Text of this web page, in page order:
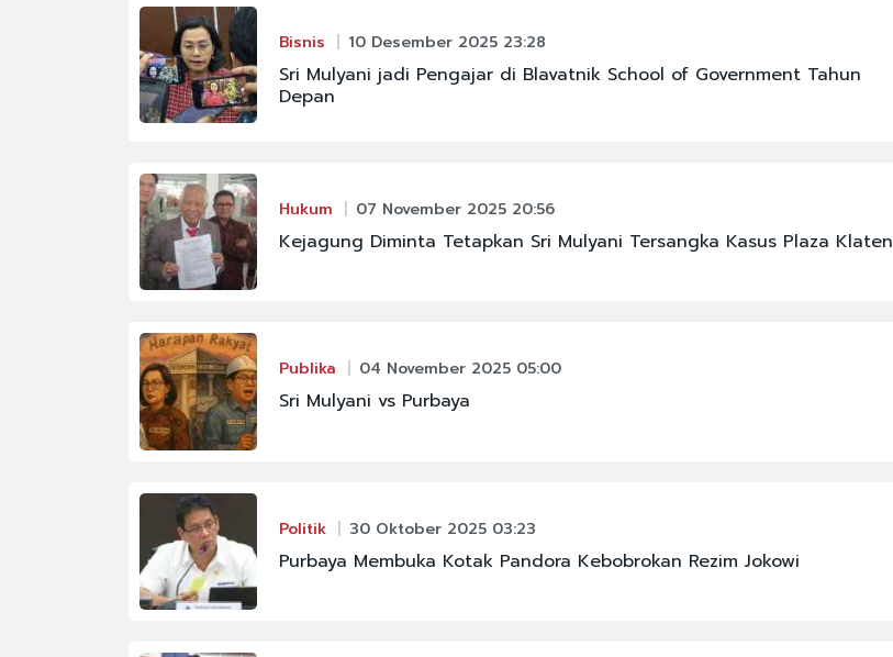
Bisnis 10 Desember 2025 23:28
Sri Mulyani jadi Pengajar di Blavatnik School of Government Tahun
Depan
Hukum 07 November 2025 20:56
Kejagung Diminta Tetapkan Sri Mulyani Tersangka Kasus Plaza Klaten
Publika 04 November 2025 05:00
Sri Mulyani vs Purbaya
Politik 30 Oktober 2025 03:23
Purbaya Membuka Kotak Pandora Kebobrokan Rezim Jokowi
#FENOMENA ASTRONOMI
#IKM
#SENPI
#KABINET BAYANGAN
#IKM